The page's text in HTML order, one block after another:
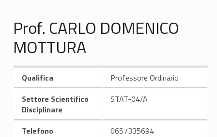
Prof. CARLO DOMENICO
MOTTURA
Qualifica
Professore Ordinario
Settore Scientifico
Disciplinare
STAT-04/A
Telefono
0657335694